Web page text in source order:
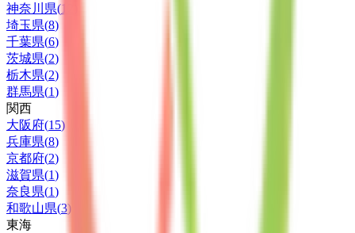
神奈川県(12
埼玉県(8)
千葉県(6)
茨城県(2)
栃木県(2)
群馬県(1)
関西
大阪府(15)
兵庫県(8)
京都府(2)
滋賀県(1)
奈良県(1)
和歌山県(3)
東海